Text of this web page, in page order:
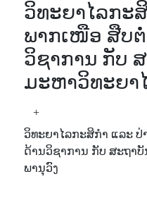
ວິທະຍາໄລກະ
ພາກເໜືອ ສືບ
ວິຊາການ ກັບ
ມະຫາວິທະຍາ
+
ວິທະຍາໄລກະສິກຳ ແລະ
ດ້ານວິຊາການ ກັບ ສະຖາ
ພານຸວົງ